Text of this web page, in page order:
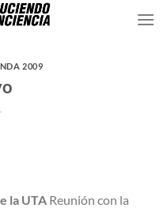
2009
la UTA Reunión con la